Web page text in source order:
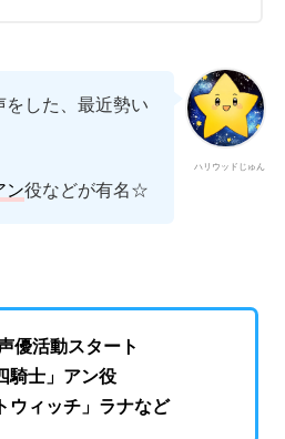
ハリウッドじゅん
した、最近勢い
ン役などが有名☆
優活動スタート
騎士」アン役
ウィッチ」ラナなど